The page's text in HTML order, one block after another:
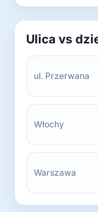
Ulica vs
ul. Przerwana
Włochy
Warszawa